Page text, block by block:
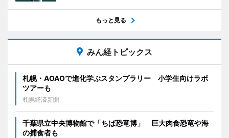
もっと見る
みん経トピックス
札幌・AOAOで進化学ぶスタンプラリー 小学生向けラボ
ツアーも
札幌経済新聞
千葉県立中央博物館で「ちば恐竜博」 巨大肉食恐竜や海
の捕食者も